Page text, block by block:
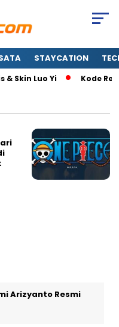
STAYCATION
Skin Luo Yi Kode
Arizyanto Resmi